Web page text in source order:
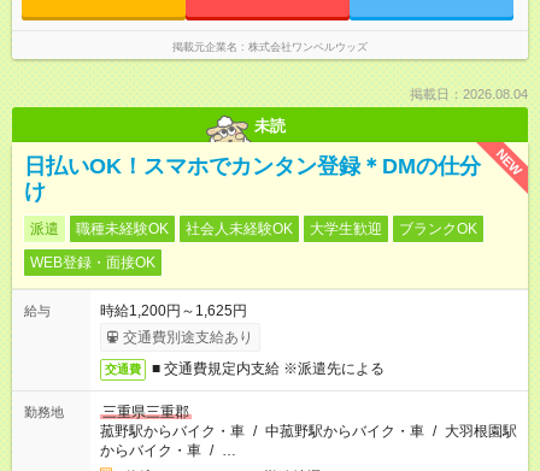
掲載元企業名 株式会社ワンベルウッズ
掲載日：2026.08.04
未読
NEW
日払いOK！スマホでカンタン登録＊DMの仕分
け
派遣 職種未経験OK 社会人未経験OK 大学生歓迎
ブランクOK
WEB登録・面接OK
給与
時給1,200円～1,625円
交通費別途支給あり
交通費 ■ 交通費規定内支給 ※派遣先による
勤務地
三重県三重郡
菰野駅からバイク・車 / 中菰野駅からバイク・車 / 大羽根園駅
からバイク・車 / …